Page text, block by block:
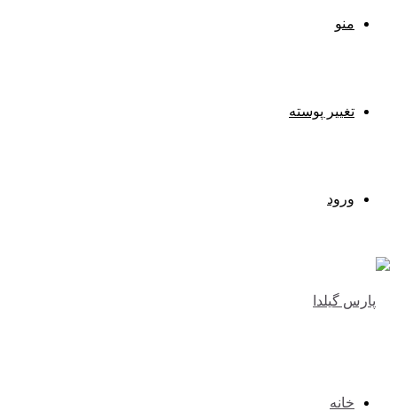
منو
تغییر پوسته
ورود
خانه